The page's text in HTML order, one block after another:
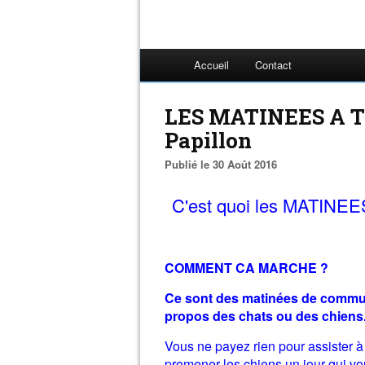
Accueil Contact
LES MATINEES A
Papillon
Publié le 30 Août 2016
C'est quoi les
COMMENT CA MARCHE ?
Ce sont des matinées de
propos des chats ou des
Vous ne payez rien pour assister